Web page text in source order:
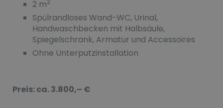
2 m2
Spülrandloses Wand-WC, Urinal,
Handwaschbecken mit Halbsäule,
Spiegelschrank, Armatur und Accessoires
Ohne Unterputzinstallation
Preis: ca. 3.800,– €